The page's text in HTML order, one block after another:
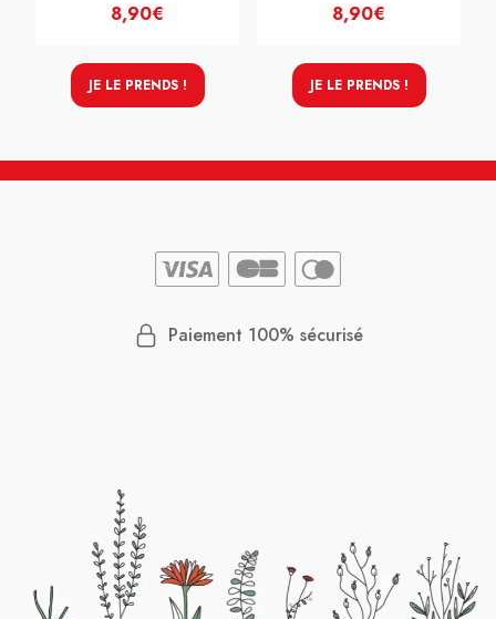
8,90€
JE LE PRENDS !
8,90€
JE LE PRENDS !
Paiement 100% sécurisé